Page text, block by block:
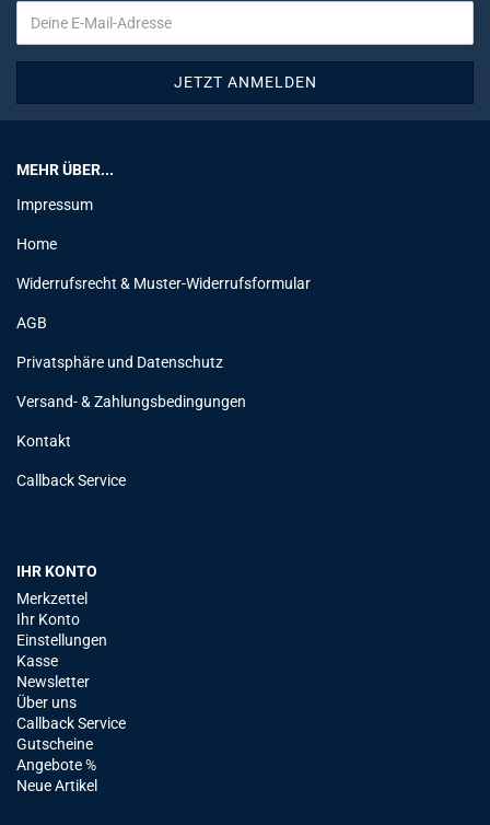
MEHR ÜBER...
Impressum
Home
Widerrufsrecht & Muster-Widerrufsformular
AGB
Privatsphäre und Datenschutz
Versand- & Zahlungsbedingungen
Kontakt
Callback Service
IHR KONTO
Merkzettel
Ihr Konto
Einstellungen
Kasse
Newsletter
Über uns
Callback Service
Gutscheine
Angebote %
Neue Artikel